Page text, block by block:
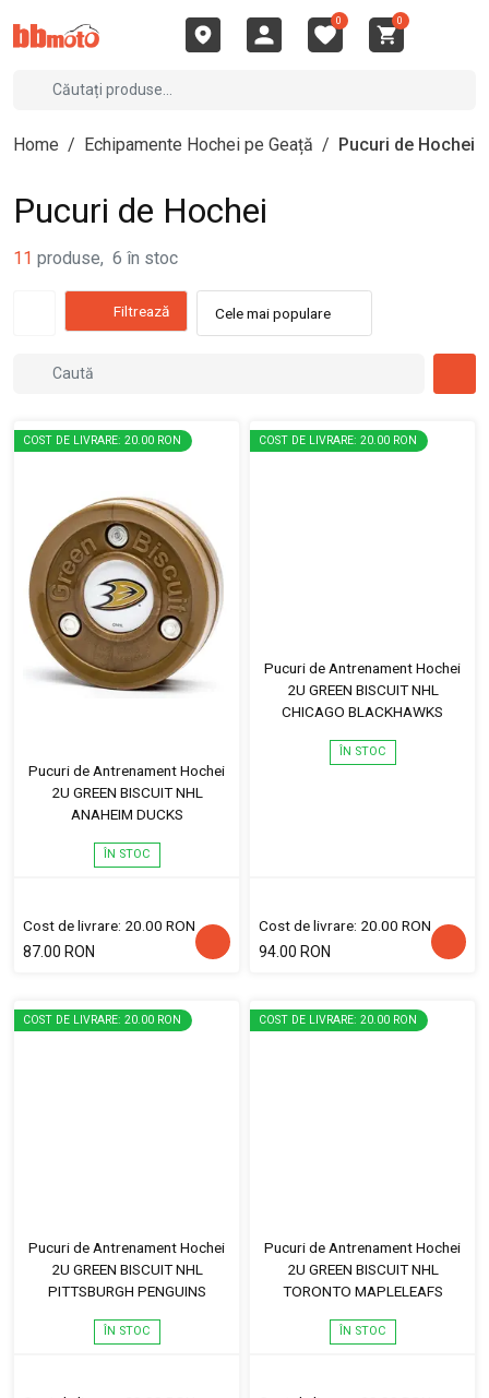
0 0
Home / Echipamente Hochei pe Geață / Pucuri de Hochei
Pucuri de Hochei
11 produse, 6 în stoc
Filtrează Cele mai populare
COST DE LIVRARE: 20.00 RON
Pucuri de Antrenament Hochei
2U GREEN BISCUIT NHL
ANAHEIM DUCKS
ÎN STOC
Cost de livrare: 20.00 RON
87.00 RON
COST DE LIVRARE: 20.00 RON
Pucuri de Antrenament Hochei
2U GREEN BISCUIT NHL
CHICAGO BLACKHAWKS
ÎN STOC
Cost de livrare: 20.00 RON
94.00 RON
COST DE LIVRARE: 20.00 RON
Pucuri de Antrenament Hochei
2U GREEN BISCUIT NHL
PITTSBURGH PENGUINS
ÎN STOC
COST DE LIVRARE: 20.00 RON
Pucuri de Antrenament Hochei
2U GREEN BISCUIT NHL
TORONTO MAPLELEAFS
ÎN STOC